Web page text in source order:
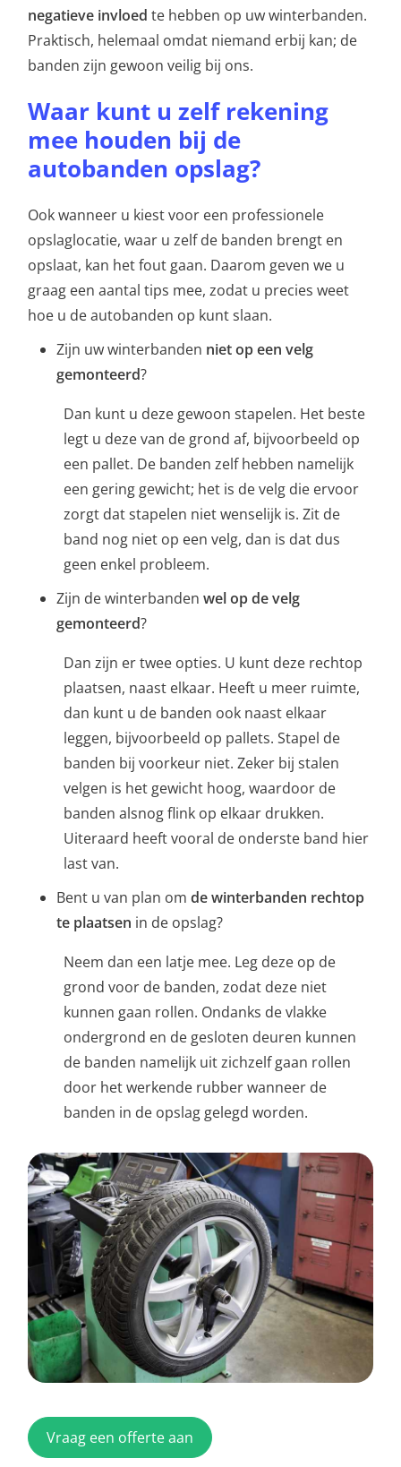
negatieve invloed te hebben op uw winterbanden.
Praktisch, helemaal omdat niemand erbij kan; de
banden zijn gewoon veilig bij ons.
Waar kunt u zelf rekening
mee houden bij de
autobanden opslag?
Ook wanneer u kiest voor een professionele
opslaglocatie, waar u zelf de banden brengt en
opslaat, kan het fout gaan. Daarom geven we u
graag een aantal tips mee, zodat u precies weet
hoe u de autobanden op kunt slaan.
Zijn uw winterbanden niet op een velg
gemonteerd?
Dan kunt u deze gewoon stapelen. Het beste
legt u deze van de grond af, bijvoorbeeld op
een pallet. De banden zelf hebben namelijk
een gering gewicht; het is de velg die ervoor
zorgt dat stapelen niet wenselijk is. Zit de
band nog niet op een velg, dan is dat dus
geen enkel probleem.
Zijn de winterbandenwel op de velg
gemonteerd?
Dan zijn er twee opties. U kunt deze rechtop
plaatsen, naast elkaar. Heeft u meer ruimte,
dan kunt u de banden ook naast elkaar
leggen, bijvoorbeeld op pallets. Stapel de
banden bij voorkeur niet. Zeker bij stalen
velgen is het gewicht hoog, waardoor de
banden alsnog flink op elkaar drukken.
Uiteraard heeft vooral de onderste band hier
last van.
Bent u van plan omde winterbanden rechtop
te plaatsen in de opslag?
Neem dan een latje mee. Leg deze op de
grond voor de banden, zodat deze niet
kunnen gaan rollen. Ondanks de vlakke
ondergrond en de gesloten deuren kunnen
de banden namelijk uit zichzelf gaan rollen
door het werkende rubber wanneer de
banden in de opslag gelegd worden.
Vraag een offerte aan